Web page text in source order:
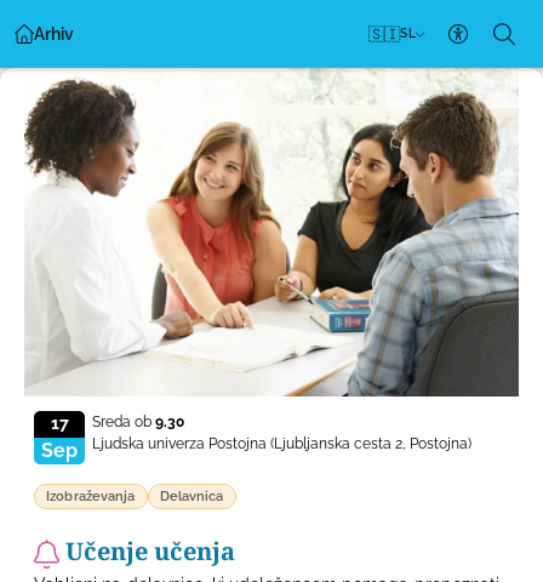
Arhiv 🇸🇮SL
17
Sep
Sreda ob9.30
Ljudska univerza Postojna(Ljubljanska cesta 2, Postojna)
Izobraževanja Delavnica
Učenje učenja